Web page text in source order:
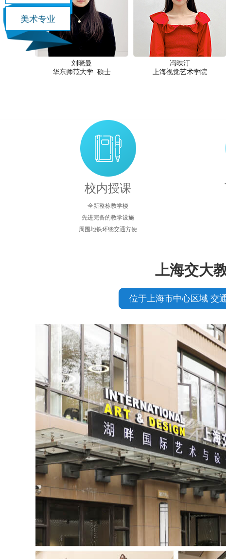
刘晓曼
华东师范大学 硕士
冯昳汀
上海视觉艺术学院
校内授课
全新整栋教学楼
先进完备的教学设施
周围地铁环绕交通方便
上海交大
位于上海市中心区域 交
美术专业